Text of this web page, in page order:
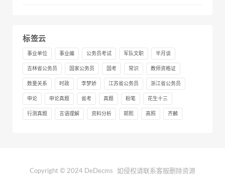
标签云
事业单位 事业编 公务员考试 军队文职 半月谈
吉林省公务员 国家公务员 国考 常识 教师资格证
数量关系 时政 李梦娇 江苏省公务员 浙江省公务员
申论 申论真题 省考 真题 粉笔 花生十三
行测真题 言语理解 资料分析 郭熙 高照 齐麟
Copyright © 2024 DeDecms 如侵权请联系客服删除资源